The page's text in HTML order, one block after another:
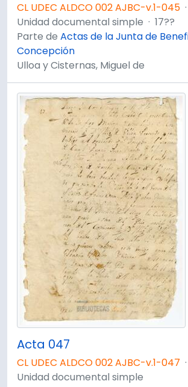
CL UDEC ALDCO 002 AJBC-v.1-045 ·
Unidad documental simple · 17??
Parte de Actas de la Junta de
Concepción
Ulloa y Cisternas, Miguel de
Acta 047
CL UDEC ALDCO 002 AJBC-v.1-047 ·
Unidad documental simple